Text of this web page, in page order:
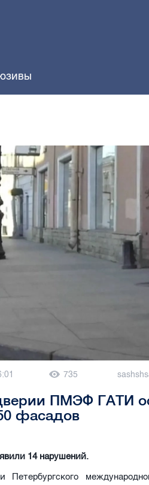
735
ПМЭФ ГАТИ
фасадов
14 нарушений.
Петербургского